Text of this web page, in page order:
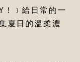
新消息
！﹞給日常的一
夏日的溫柔濃